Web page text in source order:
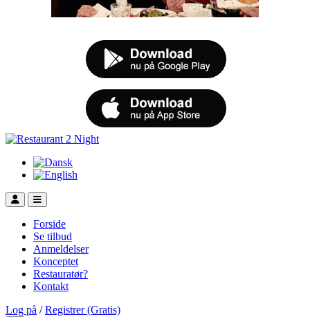
Forside
Se tilbud
Anmeldelser
Konceptet
Restauratør?
Kontakt
Log på / Registrer (Gratis)